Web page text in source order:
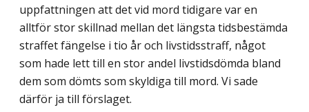
uppfattningen att det vid mord tidigare var en
alltför stor skillnad mellan det längsta tidsbestämda
straffet fängelse i tio år och livstidsstraff, något
som hade lett till en stor andel livstidsdömda bland
dem som dömts som skyldiga till mord. Vi sade
därför ja till förslaget.